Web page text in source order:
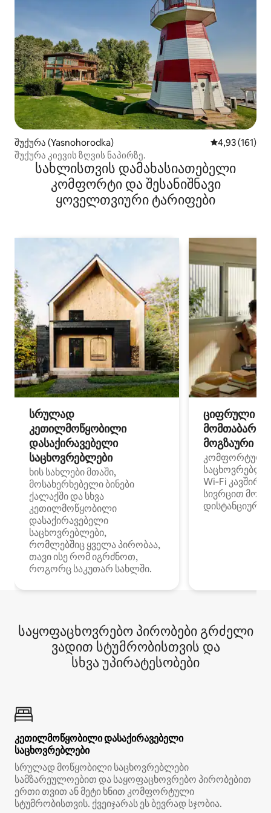
შუქურა (Yasnohorodka) საშუალო
4,93 (161)
შუქურა კიევის ზღვის ნაპირზე.
სახლისთვის დამახასიათებელი
კომფორტი და შესანიშნავი
ყოველთვიური ტარიფები
სრულად
კეთილმოწყობილი
დასაქირავებელი
საცხოვრებლები
ხის სახლები მთაში,
მოსახერხებელი ბინები
ქალაქში და სხვა
კეთილმოწყობილი
დასაქირავებელი
საცხოვრებლები,
რომლებშიც ყველა პირობაა,
თავი ისე რომ იგრძნოთ,
როგორც საკუთარ სახლში.
ციფრული
მოგზაური
კომფორტული
Wi‑Fi
სივრცით
დისტანციური
საყოფაცხოვრებო პირობები გრძელი
ვადით სტუმრობისთვის და
სხვა უპირატესობები
კეთილმოწყობილი დასაქირავებელი
საცხოვრებლები
სრულად მოწყობილი საცხოვრებლები
სამზარეულოებით და საყოფაცხოვრებო პირობებით
ერთი თვით ან მეტი ხნით კომფორტული
სტუმრობისთვის. ქვეიჯარას ეს ბევრად სჯობია.